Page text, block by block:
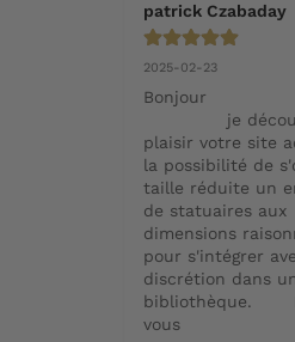
patrick Czabaday
2025-02-23
Bonjour
plaisir votre site
la possibilité de
taille réduite un
de statuaires aux
dimensions
pour s'intégrer
discrétion dans
bibliothèque.
vous